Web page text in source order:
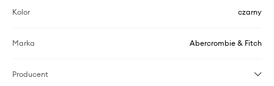
Kolor czarny
Marka Abercrombie & Fitch
Producent